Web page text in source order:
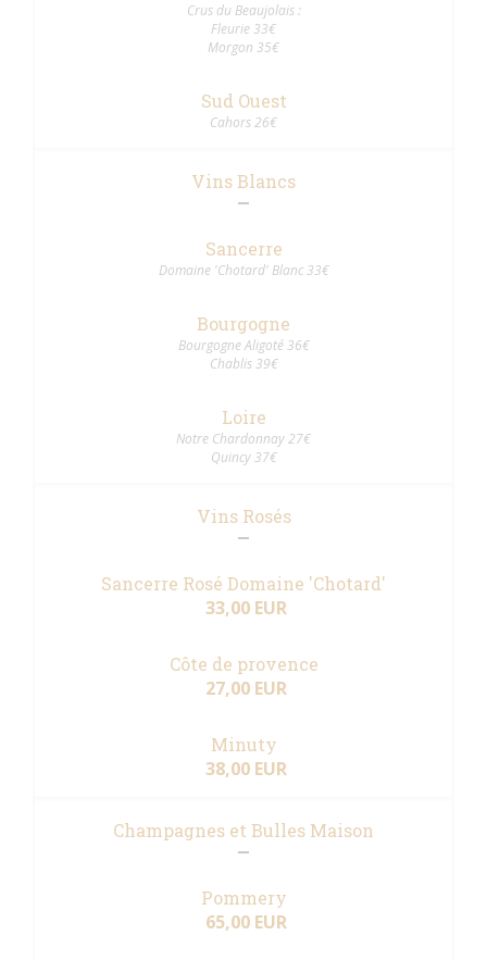
Crus du Beaujolais :
Fleurie 33€
Morgon 35€
Sud Ouest
Cahors 26€
Vins Blancs
Sancerre
Domaine 'Chotard' Blanc 33€
Bourgogne
Bourgogne Aligoté 36€
Chablis 39€
Loire
Notre Chardonnay 27€
Quincy 37€
Vins Rosés
Sancerre Rosé Domaine 'Chotard'
33,00 EUR
Côte de provence
27,00 EUR
Minuty
38,00 EUR
Champagnes et Bulles Maison
Pommery
65,00 EUR